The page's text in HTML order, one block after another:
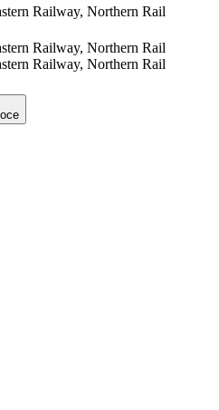
Railway, Northern Rail
Railway, Northern Rail
Railway, Northern Rail
© CARTO, ©OpenStreetMapcontributors